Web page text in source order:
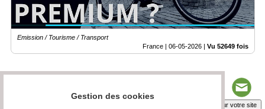
Emission / Tourisme / Transport
France | 06-05-2026 | Vu 52649 fois
Insérez sur votre site
Gestion des cookies